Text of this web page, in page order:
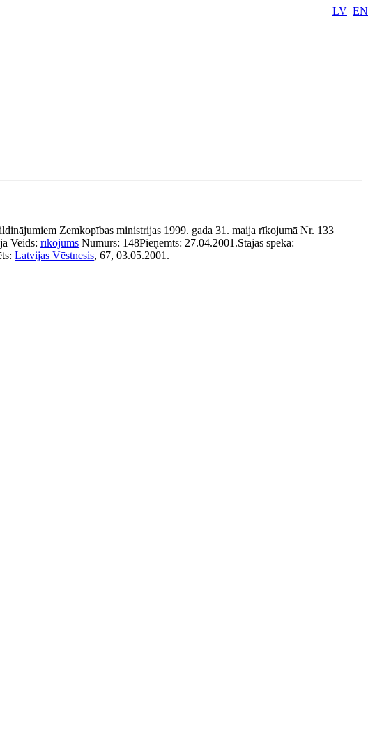
LV EN
Zemkopības ministrijas 1999. gada 31. maija rīkojumā Nr. 133
Veids: rīkojums Numurs: 148Pieņemts: 27.04.2001.Stājas spēkā:
Latvijas Vēstnesis, 67, 03.05.2001.